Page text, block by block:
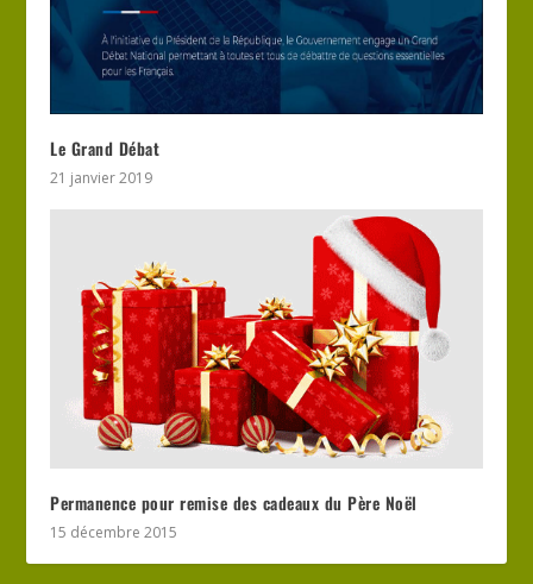
Le Grand Débat
21 janvier 2019
Permanence pour remise des cadeaux du Père Noël
15 décembre 2015